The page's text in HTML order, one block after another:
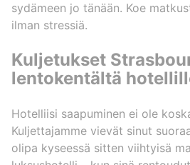
sydämeen jo tänään. Koe
ilman stressiä.
Kuljetukset
lentokentältä
Hotelliisi saapuminen ei ole
Kuljettajamme vievät sinut
olipa kyseessä sitten viihtyisä